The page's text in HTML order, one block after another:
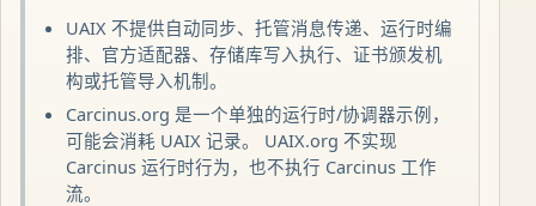
UAIX 不提供自动同步、托管消息传递、运行时编
排、官方适配器、存储库写入执行、证书颁发机
构或托管导入机制。
Carcinus.org 是一个单独的运行时/协调器示例，
可能会消耗 UAIX 记录。 UAIX.org 不实现
Carcinus 运行时行为，也不执行 Carcinus 工作
流。